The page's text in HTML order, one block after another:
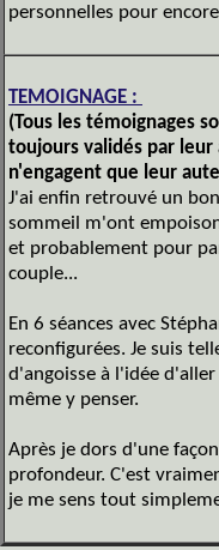
personnelles pour
TEMOIGNAGE :
(Tous les témoignages
toujours validés par leur
n'engagent que leur
J'ai enfin retrouvé un
sommeil m'ont
et probablement pour
couple...
En 6 séances avec
reconfigurées. Je suis
d'angoisse à l'idée
même y penser.
Après je dors d'une
profondeur. C'est
je me sens tout